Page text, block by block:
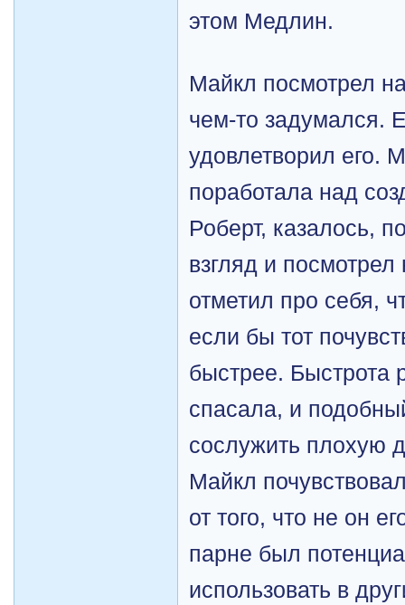
этом Медлин.
Майкл посмотрел
чем-то задумался.
удовлетворил его.
поработала над
Роберт, казалось,
взгляд и
отметил про себя,
если бы тот
быстрее. Быстрота
спасала, и
сослужить плохую
Майкл
от того, что не он
парне был
использовать в